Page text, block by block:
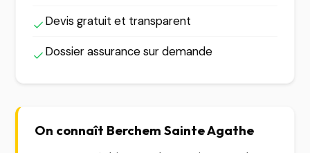
Devis gratuit et transparent
Dossier assurance sur demande
On connaît Berchem Sainte Agathe